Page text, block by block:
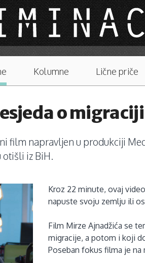
Kolumne Lične priče
o
film napravljen u produkciji
iz BiH.
Kroz 22 minute, ovaj
napuste svoju zemlju ili
Film Mirze Ajnadžića se
migracije, a potom i koji
Poseban fokus filma je na